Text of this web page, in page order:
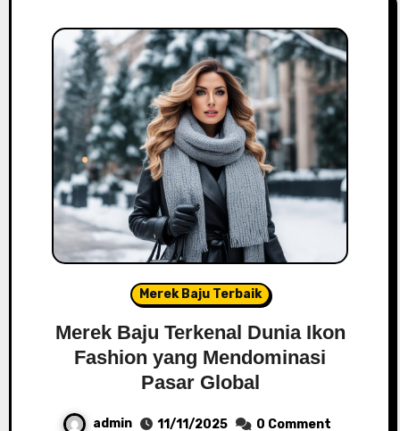
Merek Baju Terbaik
Merek Baju Terkenal Dunia Ikon
Fashion yang Mendominasi
Pasar Global
admin 11/11/2025 0 Comment